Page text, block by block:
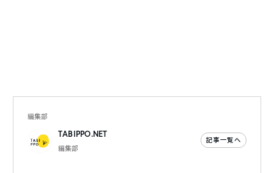
編集部
TABIPPO.NET
編集部
記事一覧へ